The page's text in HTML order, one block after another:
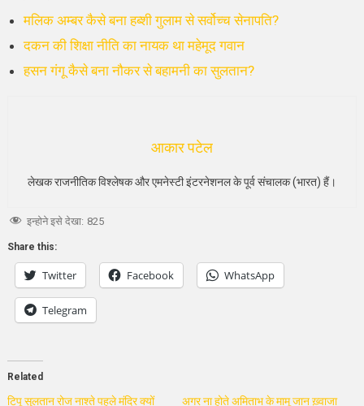
मलिक अम्बर कैसे बना हब्शी गुलाम से सर्वोच्च सेनापति?
दकन की शिक्षा नीति का नायक था महेमूद गवान
हसन गंगू कैसे बना नौकर से बहामनी का सुलतान?
आकार पटेल
लेखक राजनीतिक विश्लेषक और एमनेस्टी इंटरनेशनल के पूर्व संचालक (भारत) हैं।
इन्होने इसे देखा: 825
Share this:
Twitter Facebook WhatsApp
Telegram
Related
टिपू सुलतान रोज नाश्ते पहले मंदिर क्यों
अगर ना होते अमिताभ के मामू जान ख़्वाजा